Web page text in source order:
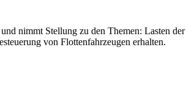
nimmt Stellung zu den Themen: Lasten
von Flottenfahrzeugen erhalten.